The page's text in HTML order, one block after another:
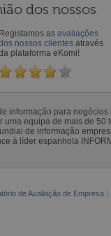
dos nossos
Registamos as avaliações
nossos clientes através
plataforma eKomi!
informação para
equipa de mais de
de informação
à líder espanhola
de Avaliação de Empresa